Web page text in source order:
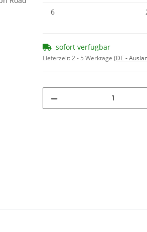
6
sofort verfügbar
Lieferzeit:2 - 5 Werktage (DE -